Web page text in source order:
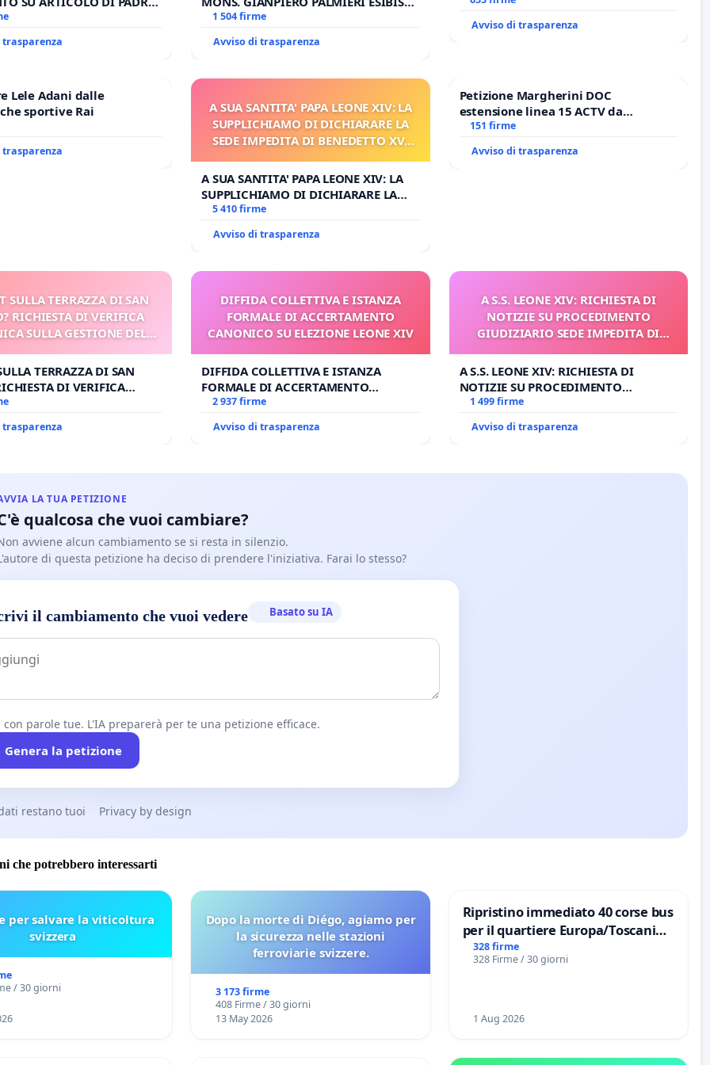
trasparenza
OPERE DI RUPNIK?
1 504 firme
Avviso di trasparenza
Avviso di trasparenza
Lele Adani dalle
sportive Rai
trasparenza
A SUA SANTITA' PAPA LEONE XIV: LA
SUPPLICHIAMO DI DICHIARARE LA
SEDE IMPEDITA DI BENEDETTO XVI
PROCESSO
A SUA SANTITA' PAPA LEONE XIV: LA
SUPPLICHIAMO DI DICHIARARE LA
SEDE IMPEDITA DI BENEDETTO XVI
PROCESSO
5 410 firme
Avviso di trasparenza
Petizione Margherini DOC
estensione linea 15 ACTV da
Marghera P.zza S. Antonio
1,50
151 firme
Avviso di trasparenza
SULLA TERRAZZA DI SAN
RICHIESTA DI VERIFICA
SULLA GESTIONE DEL
TERRAZZA DI SAN
DI VERIFICA
SULLA GESTIONE DEL
trasparenza
DIFFIDA COLLETTIVA E ISTANZA
FORMALE DI ACCERTAMENTO
CANONICO SU ELEZIONE LEONE XIV
DIFFIDA COLLETTIVA E ISTANZA
FORMALE DI ACCERTAMENTO
CANONICO SU ELEZIONE LEONE XIV
2 937 firme
Avviso di trasparenza
A S.S. LEONE XIV: RICHIESTA DI
NOTIZIE SU PROCEDIMENTO
GIUDIZIARIO SEDE IMPEDITA DI
A S.S. LEONE XIV: RICHIESTA DI
NOTIZIE SU PROCEDIMENTO
GIUDIZIARIO SEDE IMPEDITA DI
1 499 firme
Avviso di trasparenza
LA TUA PETIZIONE
qualcosa che vuoi cambiare?
avviene alcun cambiamento se si resta in silenzio.
di questa petizione ha deciso di prendere l'iniziativa. Farai lo stesso?
il cambiamento che vuoi vedere Basato su IA
con parole tue. L'IA preparerà per te una petizione efficace.
Genera la petizione
restano tuoi Privacy by design
che potrebbero interessarti
per salvare la viticoltura
svizzera
/ 30 giorni
Dopo la morte di Diégo, agiamo per
la sicurezza nelle stazioni
ferroviarie svizzere.
3 173 firme
408 Firme / 30 giorni
13 May 2026
Ripristino immediato 40 corse bus
per il quartiere Europa/Toscanini
di Aprilia
328 firme
328 Firme / 30 giorni
1 Aug 2026